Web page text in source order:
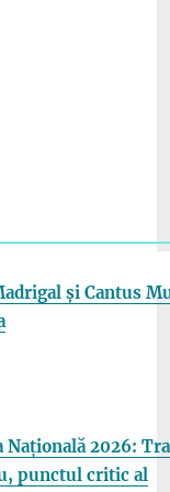
și Cantus
Națională 2026:
punctul critic al